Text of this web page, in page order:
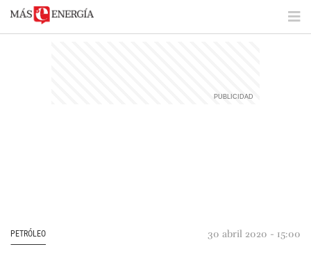
PETRÓLEO 30 abril 2020 - 15:00